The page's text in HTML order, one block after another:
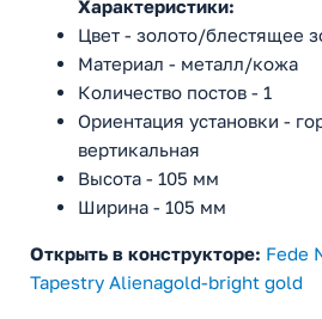
Характеристики:
Цвет - золото/блестящее
Материал - металл/кожа
Количество постов - 1
Ориентация установки -
вертикальная
Высота - 105 мм
Ширина - 105 мм
Открыть в конструкторе: Fede
Tapestry Alienagold-bright gold